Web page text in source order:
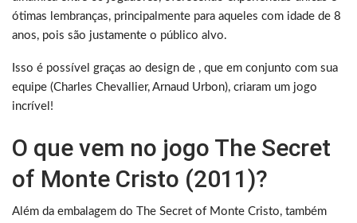
ótimas lembranças, principalmente para aqueles com idade de 8
anos, pois são justamente o público alvo.
Isso é possível graças ao design de , que em conjunto com sua
equipe (Charles Chevallier, Arnaud Urbon), criaram um jogo
incrível!
O que vem no jogo The Secret
of Monte Cristo (2011)?
Além da embalagem do The Secret of Monte Cristo, também